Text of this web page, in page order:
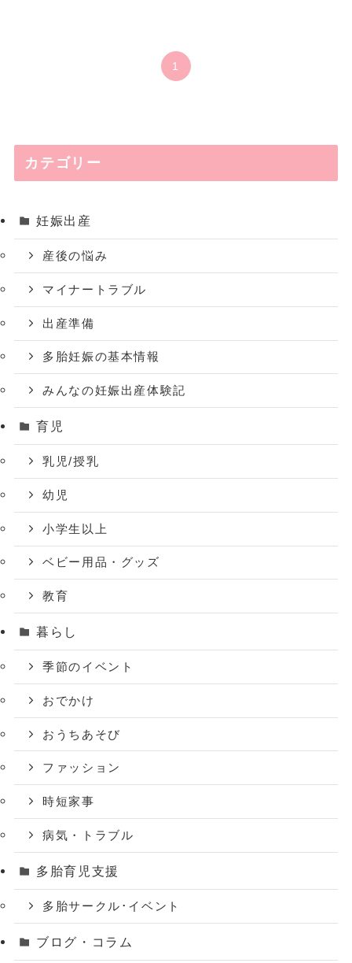
1
カテゴリー
妊娠出産
産後の悩み
マイナートラブル
出産準備
多胎妊娠の基本情報
みんなの妊娠出産体験記
育児
乳児/授乳
幼児
小学生以上
ベビー用品・グッズ
教育
暮らし
季節のイベント
おでかけ
おうちあそび
ファッション
時短家事
病気・トラブル
多胎育児支援
多胎サークル･イベント
ブログ・コラム